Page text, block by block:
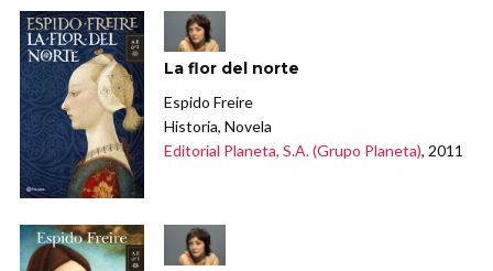
La flor del norte
Espido Freire
Historia, Novela
Editorial Planeta, S.A. (Grupo Planeta), 2011